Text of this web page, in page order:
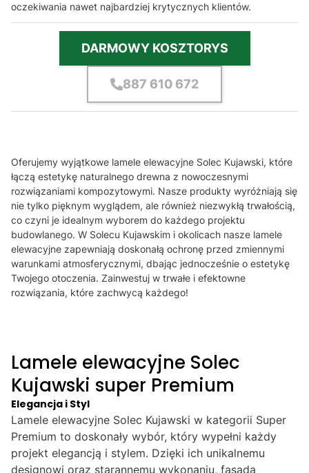
oczekiwania nawet najbardziej krytycznych klientów.
DARMOWY KOSZTORYS
887 610 672
Oferujemy wyjątkowe lamele elewacyjne Solec Kujawski, które
łączą estetykę naturalnego drewna z nowoczesnymi
rozwiązaniami kompozytowymi. Nasze produkty wyróżniają się
nie tylko pięknym wyglądem, ale również niezwykłą trwałością,
co czyni je idealnym wyborem do każdego projektu
budowlanego. W Solecu Kujawskim i okolicach nasze lamele
elewacyjne zapewniają doskonałą ochronę przed zmiennymi
warunkami atmosferycznymi, dbając jednocześnie o estetykę
Twojego otoczenia. Zainwestuj w trwałe i efektowne
rozwiązania, które zachwycą każdego!
Lamele elewacyjne Solec
Kujawski super Premium
Elegancja i Styl
Lamele elewacyjne Solec Kujawski w kategorii Super
Premium to doskonały wybór, który wypełni każdy
projekt elegancją i stylem. Dzięki ich unikalnemu
designowi oraz starannemu wykonaniu, fasada